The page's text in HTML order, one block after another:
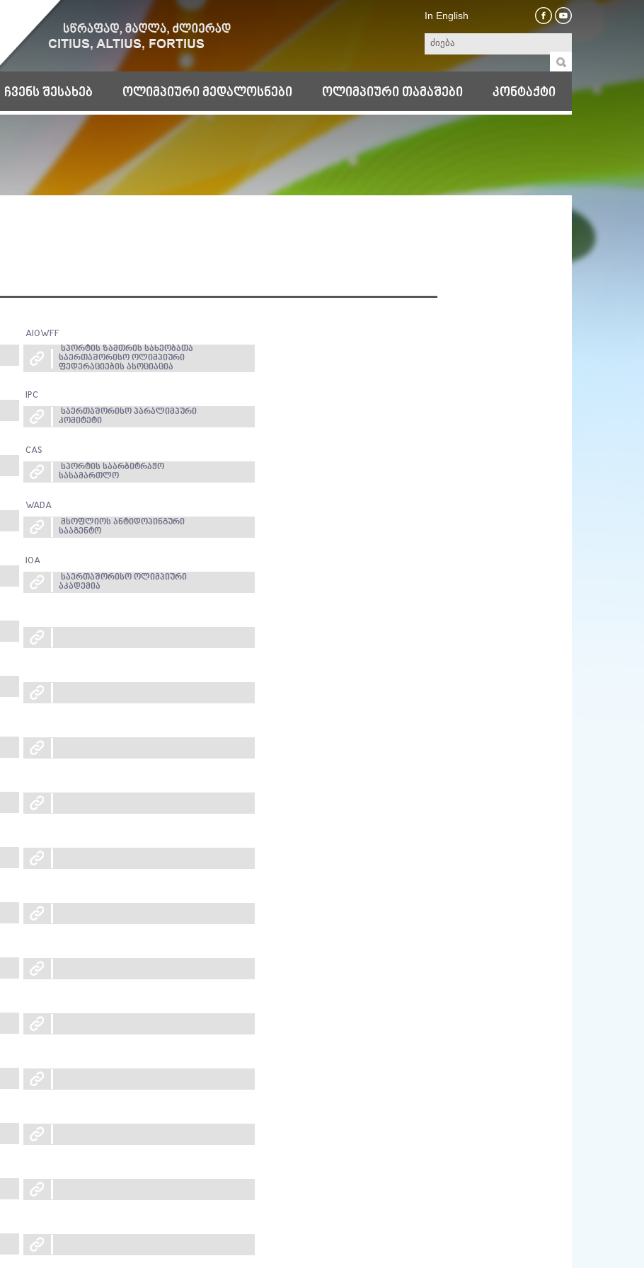
In English
ჩვენს შესახებ ოლიმპიური მედალოსნები ოლიმპიური თამაშები კონტაქტი
AIOWFF
სპორტის ზამთრის სახეობათა
საერთაშორისო ოლიმპიური
ფედერაციების ასოციაცია
IPC
საერთაშორისო პარალიმპური
კომიტეტი
CAS
სპორტის საარბიტრაჟო
სასამართლო
WADA
მსოფლიოს ანტიდოპინგური
სააგენტო
IOA
საერთაშორისო ოლიმპიური
აკადემია